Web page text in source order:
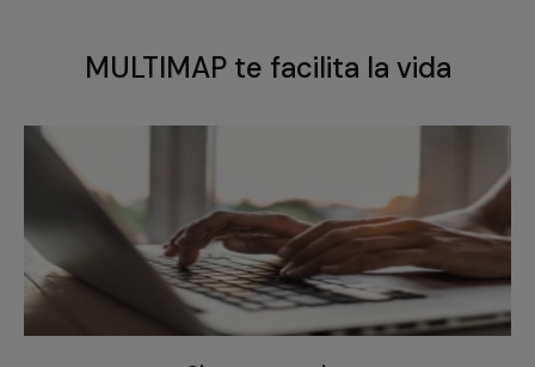
MULTIMAP te facilita la vida